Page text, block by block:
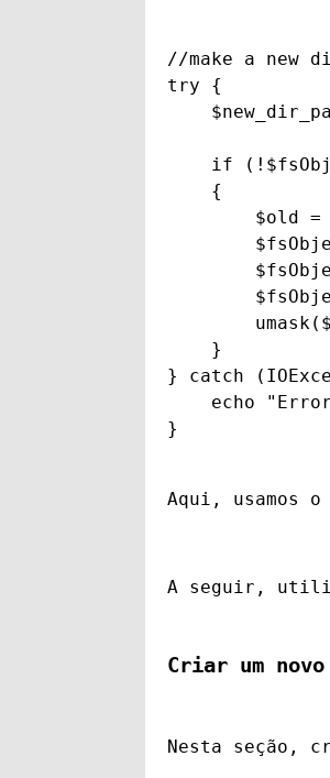
//make a new
try {
if
    {
$old =
    }
} catch
echo
}
Aqui, usamos o
A seguir,
Criar um
Nesta seção,